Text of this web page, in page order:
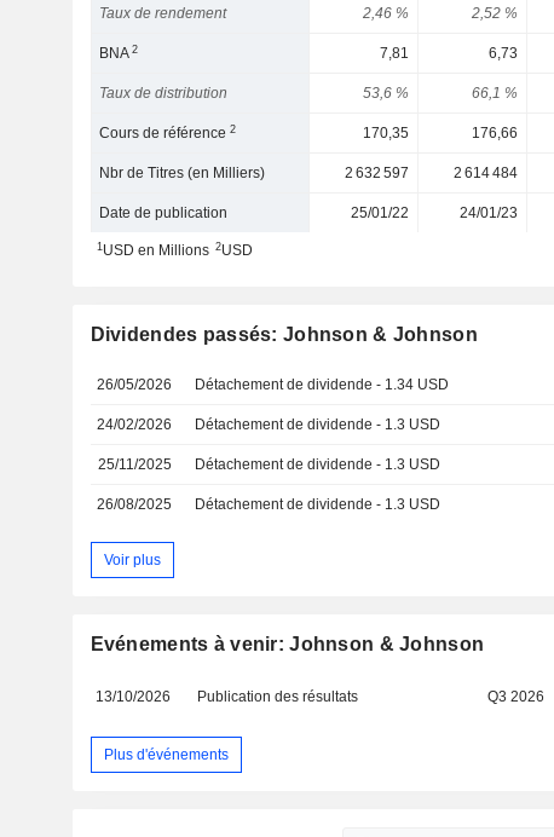
Taux de rendement 2,46 % 2,52 %
BNA2 7,81 6,73
Taux de distribution 53,6 % 66,1 %
Cours de référence2 170,35 176,66
Nbr de Titres (en Milliers) 2 632 597 2 614 484
Date de publication 25/01/22 24/01/23
1USD en Millions 2USD
Dividendes passés: Johnson & Johnson
26/05/2026 Détachement de dividende - 1.34 USD
24/02/2026 Détachement de dividende - 1.3 USD
25/11/2025 Détachement de dividende - 1.3 USD
26/08/2025 Détachement de dividende - 1.3 USD
Voir plus
Evénements à venir: Johnson & Johnson
13/10/2026 Publication des résultats Q3 2026
Plus d'événements